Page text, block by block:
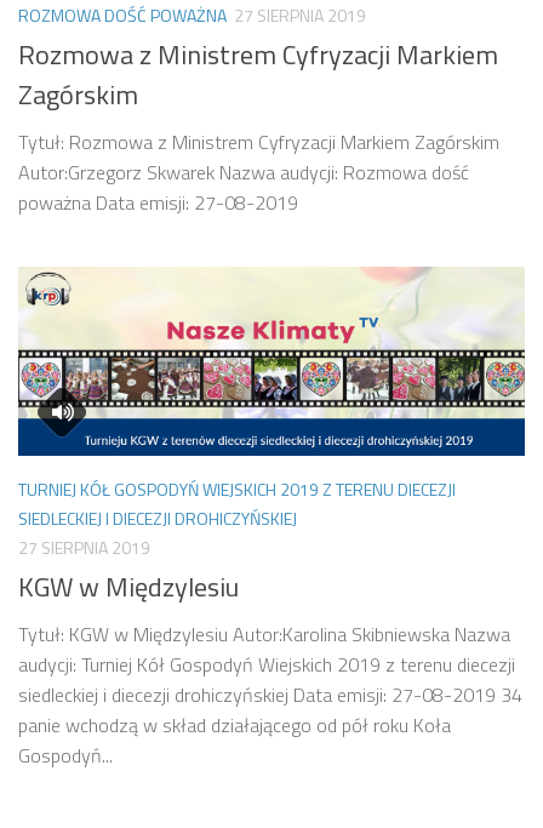
ROZMOWA DOŚĆ POWAŻNA 27 SIERPNIA 2019
Rozmowa z Ministrem Cyfryzacji Markiem
Zagórskim
Tytuł: Rozmowa z Ministrem Cyfryzacji Markiem Zagórskim
Autor:Grzegorz Skwarek Nazwa audycji: Rozmowa dość
poważna Data emisji: 27-08-2019
TURNIEJ KÓŁ GOSPODYŃ WIEJSKICH 2019 Z TERENU DIECEZJI
SIEDLECKIEJ I DIECEZJI DROHICZYŃSKIEJ
27 SIERPNIA 2019
KGW w Międzylesiu
Tytuł: KGW w Międzylesiu Autor:Karolina Skibniewska Nazwa
audycji: Turniej Kół Gospodyń Wiejskich 2019 z terenu diecezji
siedleckiej i diecezji drohiczyńskiej Data emisji: 27-08-2019 34
panie wchodzą w skład działającego od pół roku Koła
Gospodyń...